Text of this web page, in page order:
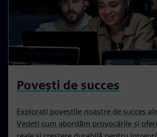
Povești de succes
Explorați poveștile noastre de succes
Vedeți cum abordăm provocările și